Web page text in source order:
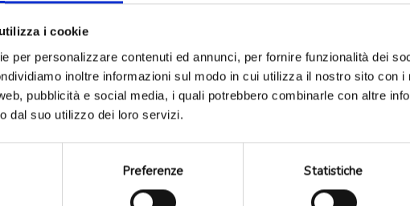
i cookie
per personalizzare contenuti ed annunci, per fornire funzionalità dei
inoltre informazioni sul modo in cui utilizza il nostro sito con
pubblicità e social media, i quali potrebbero combinarle con altre
dal suo utilizzo dei loro servizi.
Preferenze Statistiche